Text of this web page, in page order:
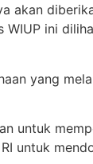
ini
yang
untuk
untuk